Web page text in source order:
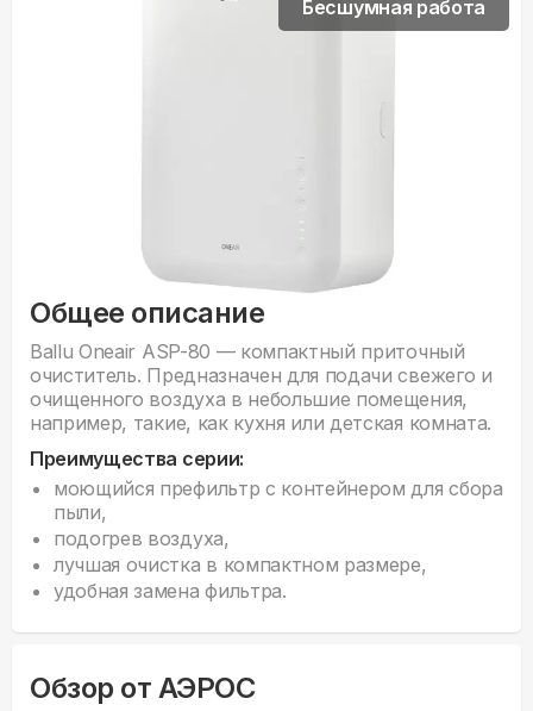
Общее описание
Ballu Oneair ASP-80 — компактный приточный
очиститель. Предназначен для подачи свежего и
очищенного воздуха в небольшие помещения,
например, такие, как кухня или детская комната.
Преимущества серии:
моющийся префильтр с контейнером для сбора
пыли,
подогрев воздуха,
лучшая очистка в компактном размере,
удобная замена фильтра.
Бесшумная работа
Обзор от АЭРОС